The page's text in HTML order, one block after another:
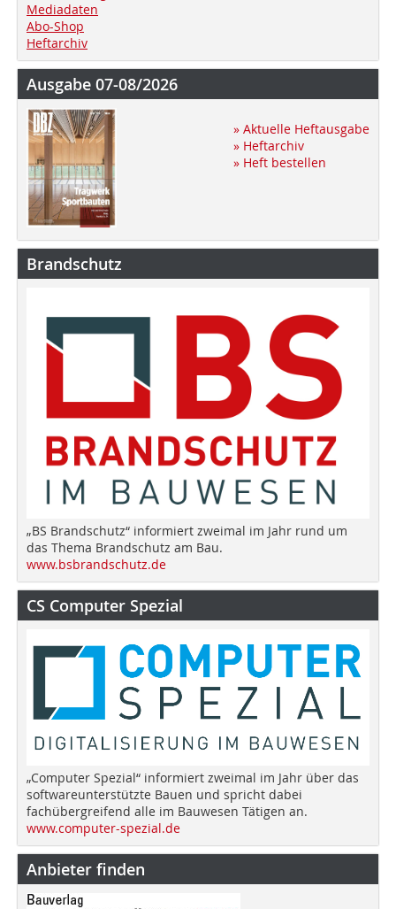
Mediadaten
Abo-Shop
Heftarchiv
Ausgabe 07-08/2026
» Aktuelle Heftausgabe
» Heftarchiv
» Heft bestellen
Brandschutz
„BS Brandschutz“ informiert zweimal im Jahr rund um
das Thema Brandschutz am Bau.
www.bsbrandschutz.de
CS Computer Spezial
„Computer Spezial“ informiert zweimal im Jahr über das
softwareunterstützte Bauen und spricht dabei
fachübergreifend alle im Bauwesen Tätigen an.
www.computer-spezial.de
Anbieter finden